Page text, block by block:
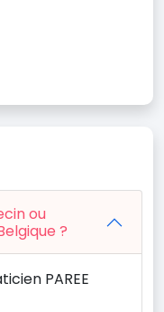
ou
?
PAREE